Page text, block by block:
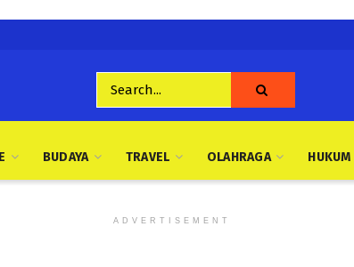
BUDAYA TRAVEL OLAHRAGA HUKUM
ADVERTISEMENT